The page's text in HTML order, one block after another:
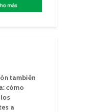
también
cómo
a